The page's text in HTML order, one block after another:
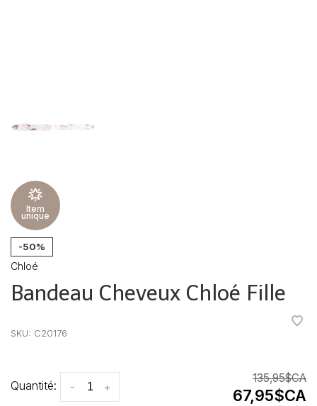
Item
unique
-50%
Chloé
Bandeau Cheveux Chloé Fille
SKU: C20176
Quantité: +
-
135,95$CA
67,95$CA